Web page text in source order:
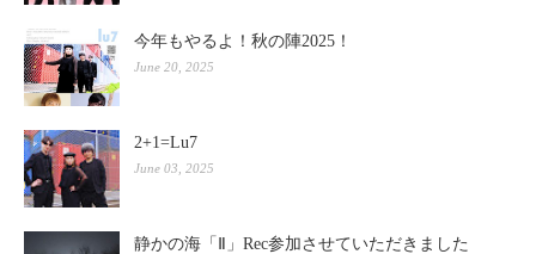
今年もやるよ！秋の陣2025！
June 20, 2025
2+1=Lu7
June 03, 2025
静かの海「Ⅱ」Rec参加させていただきました